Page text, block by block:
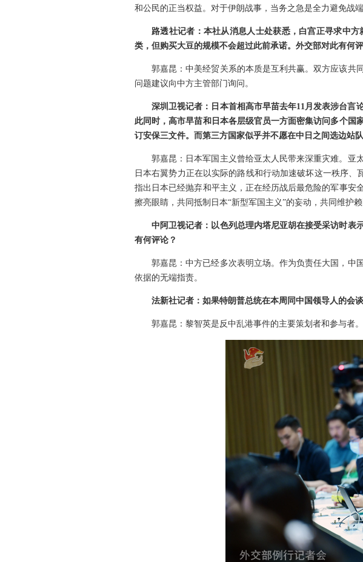
和公民的正当权益。对于伊朗战事，当务之急是全力避免战
路透社记者：本社从消息人士处获悉，白宫正寻求中
类，但购买大豆的规模不会超过此前承诺。外交部对此有何
郭嘉昆：中美经贸关系的本质是互利共赢。双方应该共
问题建议向中方主管部门询问。
深圳卫视记者：日本首相高市早苗去年11月发表涉台言
此同时，高市早苗和日本各层级官员一方面密集访问多个国
订安保三文件。而第三方国家似乎并不愿在中日之间选边站
郭嘉昆：日本军国主义曾给亚太人民带来深重灾难。亚
日本右翼势力正在以实际的路线和行动加速破坏这一秩序
指出日本已经抛弃和平主义，正在经历战后最危险的军事安
擦亮眼睛，共同抵制日本“新型军国主义”的妄动，共同维护
中阿卫视记者：以色列总理内塔尼亚胡在接受采访时表
有何评论？
郭嘉昆：中方已经多次表明立场。作为负责任大国，中
依据的无端指责。
法新社记者：如果特朗普总统在本周同中国领导人的会
郭嘉昆：黎智英是反中乱港事件的主要策划者和参与者